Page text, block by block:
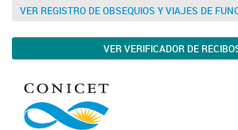
VER REGISTRO DE OBSEQUIOS Y VIAJES DE
VER VERIFICADOR DE